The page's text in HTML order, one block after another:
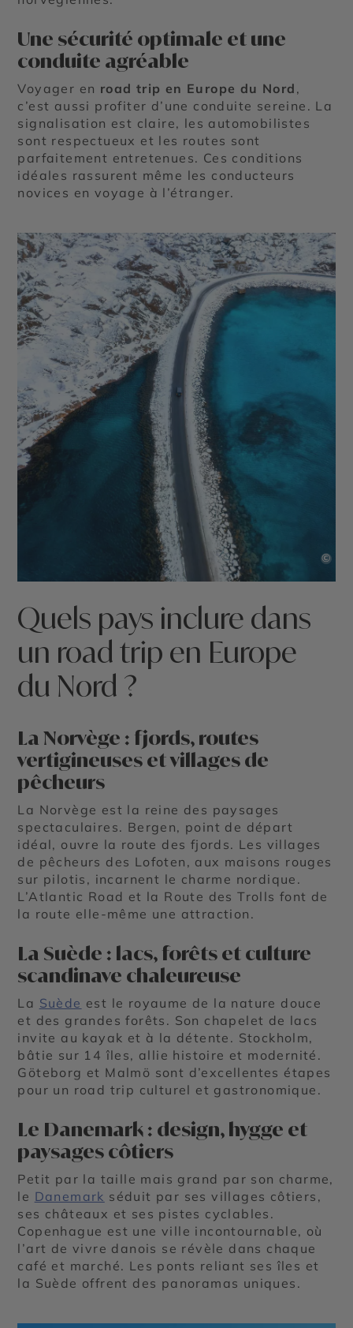
Une sécurité optimale et une
conduite agréable
Voyager en road trip en Europe du Nord ,
c’est aussi profiter d’une conduite sereine. La
signalisation est claire, les automobilistes
sont respectueux et les routes sont
parfaitement entretenues. Ces conditions
idéales rassurent même les conducteurs
novices en voyage à l’étranger.
©
Quels pays inclure dans
un road trip en Europe
du Nord ?
La Norvège : fjords, routes
vertigineuses et villages de
pêcheurs
La Norvège est la reine des paysages
spectaculaires. Bergen, point de départ
idéal, ouvre la route des fjords. Les villages
de pêcheurs des Lofoten, aux maisons rouges
sur pilotis, incarnent le charme nordique.
L’Atlantic Road et la Route des Trolls font de
la route elle-même une attraction.
La Suède : lacs, forêts et culture
scandinave chaleureuse
La Suède est le royaume de la nature douce
et des grandes forêts. Son chapelet de lacs
invite au kayak et à la détente. Stockholm,
bâtie sur 14 îles, allie histoire et modernité.
Göteborg et Malmö sont d’excellentes étapes
pour un road trip culturel et gastronomique.
Le Danemark : design, hygge et
paysages côtiers
Petit par la taille mais grand par son charme,
le Danemark séduit par ses villages côtiers,
ses châteaux et ses pistes cyclables.
Copenhague est une ville incontournable, où
l’art de vivre danois se révèle dans chaque
café et marché. Les ponts reliant ses îles et
la Suède offrent des panoramas uniques.